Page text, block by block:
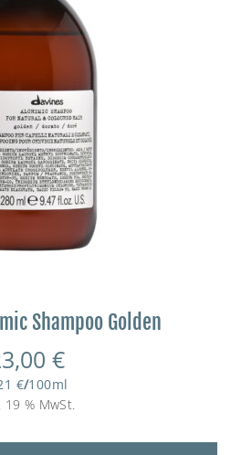
Shampoo Golden
€
€/100ml
19 % MwSt.